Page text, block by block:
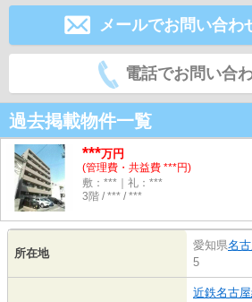
メールでお問い合わ
電話でお問い合
過去掲載物件一覧
***万円
(管理費・共益費 ***円)
敷：***｜礼：***
3階 / *** / ***
所在地
愛知県名
5
近鉄名古